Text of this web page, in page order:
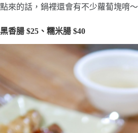
點來的話，鍋裡還會有不少蘿蔔塊唷～
黑香腸 $25、糯米腸 $40